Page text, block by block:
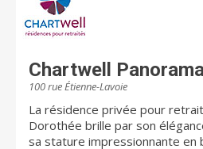
Chartwell
100 rue Étienne-Lavoie
La résidence privée pour
Dorothée brille par son
sa stature impressionnante en